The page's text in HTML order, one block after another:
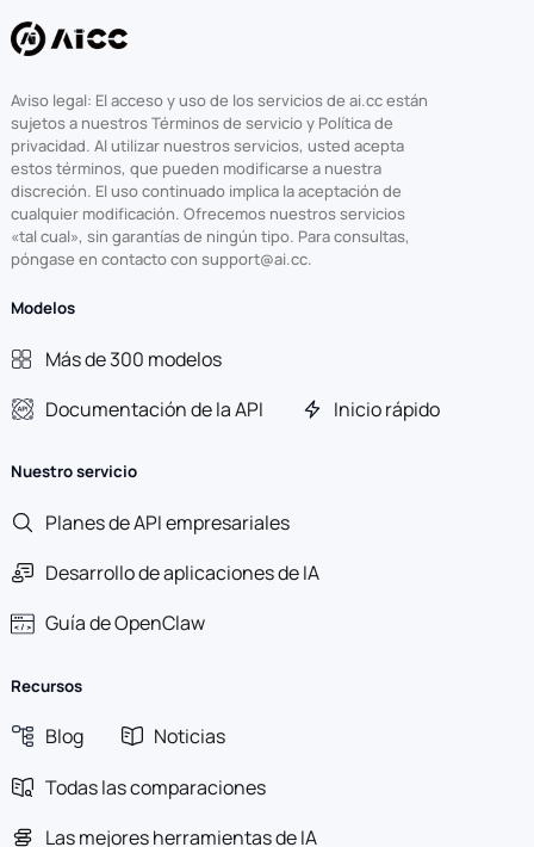
Aviso legal: El acceso y uso de los servicios de ai.cc están
sujetos a nuestros Términos de servicio y Política de
privacidad. Al utilizar nuestros servicios, usted acepta
estos términos, que pueden modificarse a nuestra
discreción. El uso continuado implica la aceptación de
cualquier modificación. Ofrecemos nuestros servicios
«tal cual», sin garantías de ningún tipo. Para consultas,
póngase en contacto con support@ai.cc.
Modelos
Más de 300 modelos
Documentación de la API
Inicio rápido
Nuestro servicio
Planes de API empresariales
Desarrollo de aplicaciones de IA
Guía de OpenClaw
Recursos
Blog
Noticias
Todas las comparaciones
Las mejores herramientas de IA